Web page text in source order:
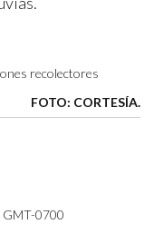
recolectores
FOTO: CORTESÍA.
GMT-0700